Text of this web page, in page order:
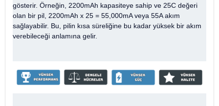
gösterir. Örneğin, 2200mAh kapasiteye sahip ve 25C değeri
olan bir pil, 2200mAh x 25 = 55,000mA veya 55A akım
sağlayabilir. Bu, pilin kısa süreliğine bu kadar yüksek bir akım
verebileceği anlamına gelir.